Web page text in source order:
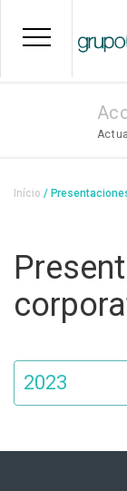
para
principal
Trilha
navegação
Início
2023